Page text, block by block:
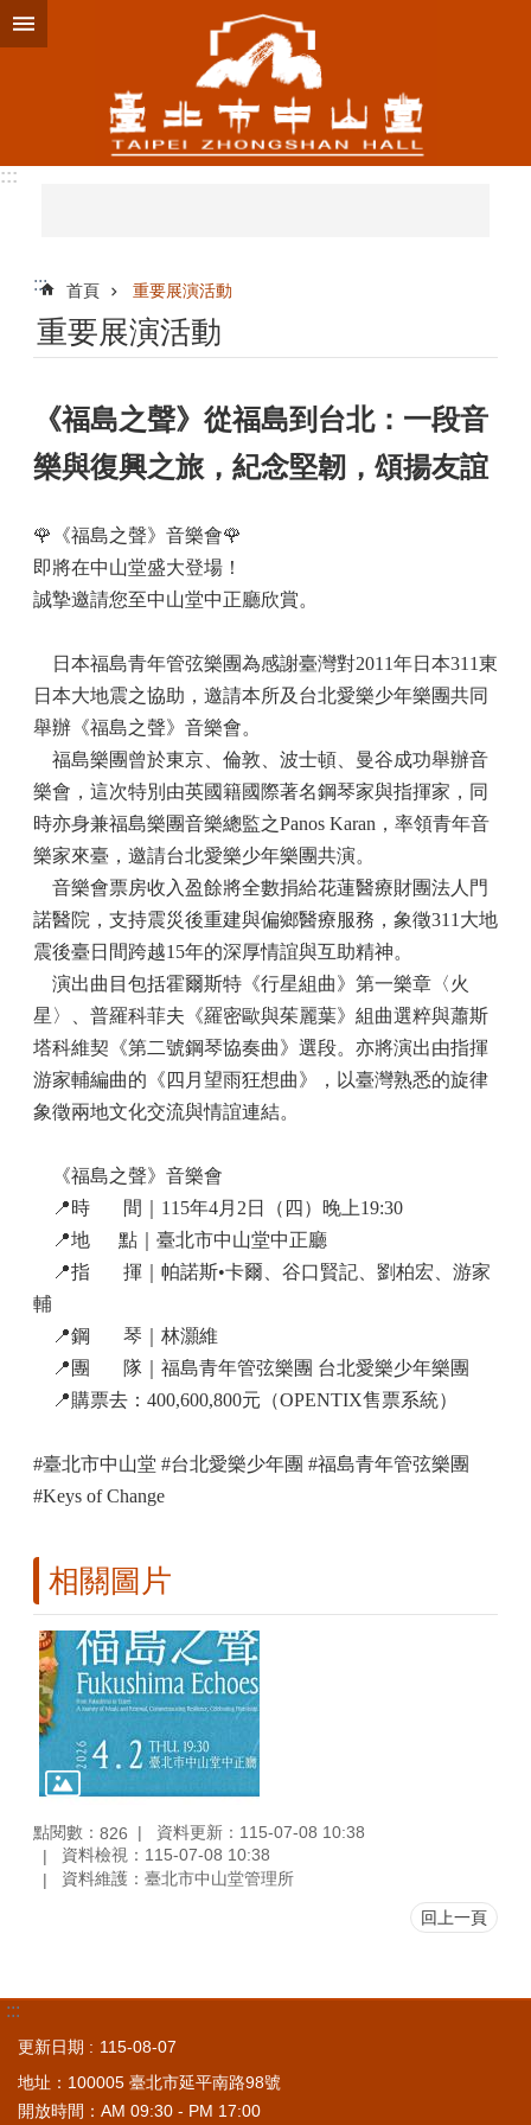
跳到主要內容區塊
:::
::: 首頁 重要展演活動
重要展演活動
《福島之聲》從福島到台北：一段音
樂與復興之旅，紀念堅韌，頌揚友誼
🌹 《福島之聲》音樂會🌹
即將在中山堂盛大登場！
誠摯邀請您至中山堂中正廳欣賞。
日本福島青年管弦樂團為感謝臺灣對2011年日本311東
日本大地震之協助，邀請本所及台北愛樂少年樂團共同
舉辦《福島之聲》音樂會。
福島樂團曾於東京、倫敦、波士頓、曼谷成功舉辦音
樂會，這次特別由英國籍國際著名鋼琴家與指揮家，同
時亦身兼福島樂團音樂總監之Panos Karan，率領青年音
樂家來臺，邀請台北愛樂少年樂團共演。
音樂會票房收入盈餘將全數捐給花蓮醫療財團法人門
諾醫院，支持震災後重建與偏鄉醫療服務，象徵311大地
震後臺日間跨越15年的深厚情誼與互助精神。
演出曲目包括霍爾斯特《行星組曲》第一樂章〈火
星〉、普羅科菲夫《羅密歐與茱麗葉》組曲選粹與蕭斯
塔科維契《第二號鋼琴協奏曲》選段。亦將演出由指揮
游家輔編曲的《四月望雨狂想曲》，以臺灣熟悉的旋律
象徵兩地文化交流與情誼連結。
《福島之聲》音樂會
📍時 間｜115年4月2日（四）晚上19:30
📍地
點｜臺北市中山堂中正廳
📍指 揮｜帕諾斯•卡爾、谷口賢記、劉柏宏、游家
輔
📍鋼 琴｜林灝維
📍 團 隊｜福島青年管弦樂團 台北愛樂少年樂團
📍購票去：400,600,800元（OPENTIX售票系統）
#臺北市中山堂 #台北愛樂少年團 #福島青年管弦樂團
#Keys of Change
相關圖片
點閱數： 826
資料更新：115-07-08 10:38
資料檢視：115-07-08 10:38
資料維護：臺北市中山堂管理所
回上一頁
:::
更新日期
115-08-07
地址：100005 臺北市延平南路98號
開放時間：AM 09:30 - PM 17:00